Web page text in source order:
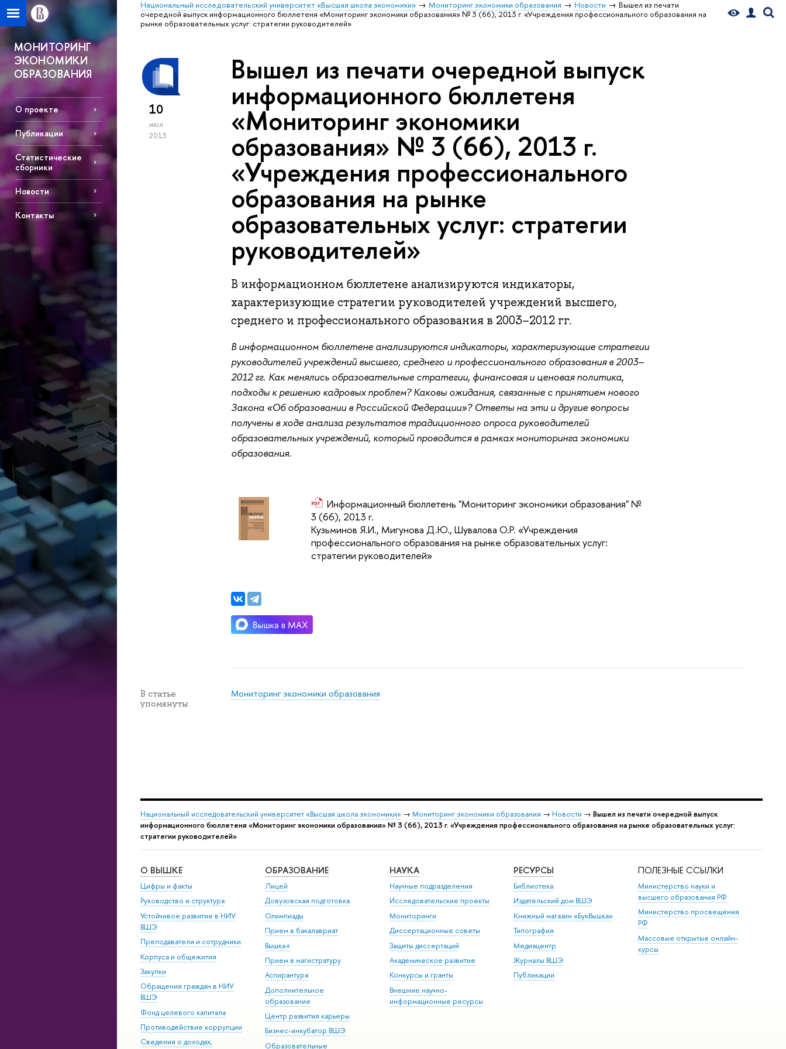
Национальный исследовательский университет «Высшая школа экономики» Мониторинг экономики образования Новости
Вышел из печати
очередной выпуск информационного бюллетеня «Мониторинг экономики образования» № 3 (66), 2013 г. «Учреждения профессионального образования на
рынке образовательных услуг: стратегии руководителей»
МОНИТОРИНГ
ЭКОНОМИКИ
ОБРАЗОВАНИЯ
О проекте
Публикации
Статистические
сборники
Новости
Контакты
10
июл
2013
Вышел из печати очередной выпуск
информационного бюллетеня
«Мониторинг экономики
образования» № 3 (66), 2013 г.
«Учреждения профессионального
образования на рынке
образовательных услуг: стратегии
руководителей»
В информационном бюллетене анализируются индикаторы,
характеризующие стратегии руководителей учреждений высшего,
среднего и профессионального образования в 2003–2012 гг.
В информационном бюллетене анализируются индикаторы, характеризующие стратегии
руководителей учреждений высшего, среднего и профессионального образования в 2003–
2012 гг. Как менялись образовательные стратегии, финансовая и ценовая политика,
подходы к решению кадровых проблем? Каковы ожидания, связанные с принятием нового
Закона «Об образовании в Российской Федерации»? Ответы на эти и другие вопросы
получены в ходе анализа результатов традиционного опроса руководителей
образовательных учреждений, который проводится в рамках мониторинга экономики
образования.
Информационный бюллетень "Мониторинг экономики образования" №
3 (66), 2013 г.
Кузьминов Я.И., Мигунова Д.Ю., Шувалова О.Р. «Учреждения
профессионального образования на рынке образовательных услуг:
стратегии руководителей»
В статье
упомянуты
Мониторинг экономики образования
Национальный исследовательский университет «Высшая школа экономики» → Мониторинг экономики образования → Новости → Вышел из печати очередной выпуск
информационного бюллетеня «Мониторинг экономики образования» № 3 (66), 2013 г. «Учреждения профессионального образования на рынке образовательных услуг:
стратегии руководителей»
О ВЫШКЕ
Цифры и факты
Руководство и структура
Устойчивое развитие в НИУ
ВШЭ
Преподаватели и сотрудники
Корпуса и общежития
Закупки
Обращения граждан в НИУ
ВШЭ
Фонд целевого капитала
Противодействие коррупции
Сведения о доходах,
ОБРАЗОВАНИЕ
Лицей
Довузовская подготовка
Олимпиады
Прием в бакалавриат
Вышка+
Прием в магистратуру
Аспирантура
Дополнительное
образование
Центр развития карьеры
Бизнес-инкубатор ВШЭ
Образовательные
НАУКА
Научные подразделения
Исследовательские проекты
Мониторинги
Диссертационные советы
Защиты диссертаций
Академическое развитие
Конкурсы и гранты
Внешние научно-
информационные ресурсы
РЕСУРСЫ
Библиотека
Издательский дом ВШЭ
Книжный магазин «БукВышка»
Типография
Медиацентр
Журналы ВШЭ
Публикации
ПОЛЕЗНЫЕ ССЫЛКИ
Министерство науки и
высшего образования РФ
Министерство просвещения
РФ
Массовые открытые онлайн-
курсы